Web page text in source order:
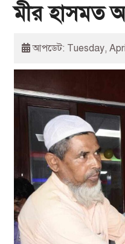
মীর হাসমত
আপডেট: Tuesday,